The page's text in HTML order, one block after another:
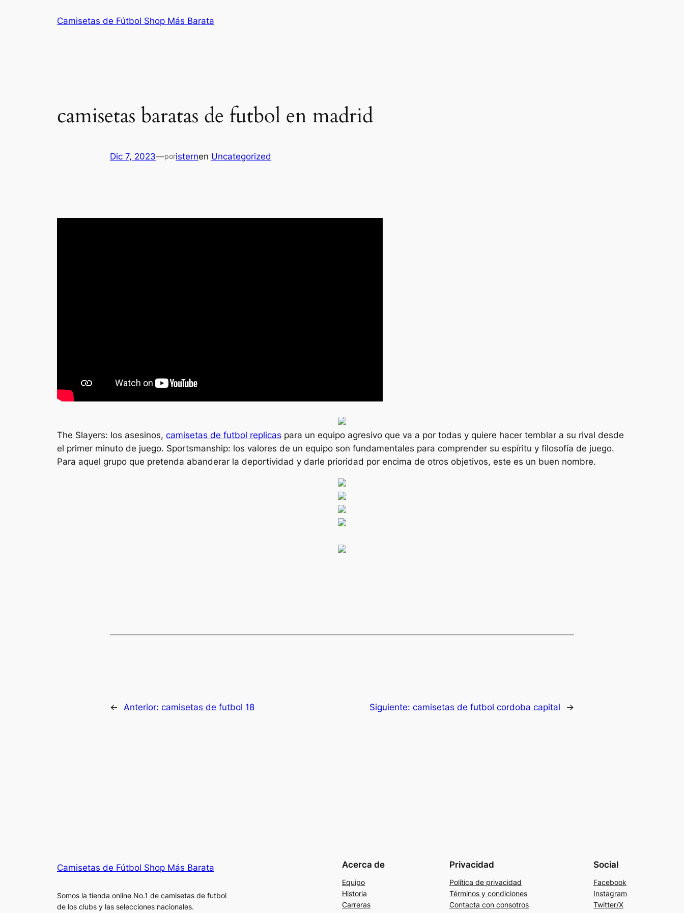
Camisetas de Fútbol Shop Más Barata
camisetas baratas de futbol en madrid
Dic 7, 2023—poristernen Uncategorized
The Slayers: los asesinos, camisetas de futbol replicas para un equipo agresivo que va a por todas y quiere hacer temblar a su rival desde
el primer minuto de juego. Sportsmanship: los valores de un equipo son fundamentales para comprender su espíritu y filosofía de juego.
Para aquel grupo que pretenda abanderar la deportividad y darle prioridad por encima de otros objetivos, este es un buen nombre.
← Anterior: camisetas de futbol 18 Siguiente: camisetas de futbol cordoba capital →
Camisetas de Fútbol Shop Más Barata
Somos la tienda online No.1 de camisetas de futbol
de los clubs y las selecciones nacionales.
Acerca de
Equipo
Historia
Carreras
Privacidad
Política de privacidad
Términos y condiciones
Contacta con consotros
Social
Facebook
Instagram
Twitter/X